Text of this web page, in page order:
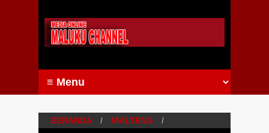
BERANDA / MALTENG /